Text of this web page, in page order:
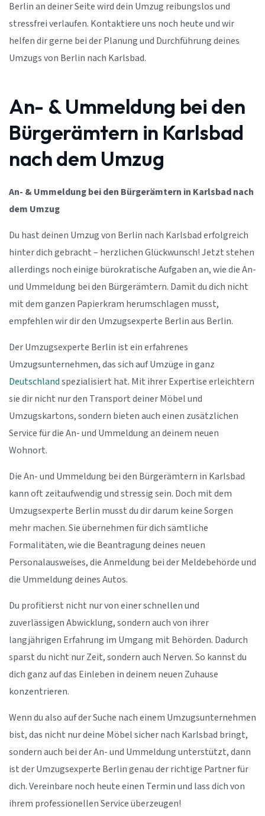
Berlin an deiner Seite wird dein Umzug reibungslos und
stressfrei verlaufen. Kontaktiere uns noch heute und wir
helfen dir gerne bei der Planung und Durchführung deines
Umzugs von Berlin nach Karlsbad.
An- & Ummeldung bei den
Bürgerämtern in Karlsbad
nach dem Umzug
An- & Ummeldung bei den Bürgerämtern in Karlsbad nach
dem Umzug
Du hast deinen Umzug von Berlin nach Karlsbad erfolgreich
hinter dich gebracht – herzlichen Glückwunsch! Jetzt stehen
allerdings noch einige bürokratische Aufgaben an, wie die An-
und Ummeldung bei den Bürgerämtern. Damit du dich nicht
mit dem ganzen Papierkram herumschlagen musst,
empfehlen wir dir den Umzugsexperte Berlin aus Berlin.
Der Umzugsexperte Berlin ist ein erfahrenes
Umzugsunternehmen, das sich auf Umzüge in ganz
Deutschlandspezialisiert hat. Mit ihrer Expertise erleichtern
sie dir nicht nur den Transport deiner Möbel und
Umzugskartons, sondern bieten auch einen zusätzlichen
Service für die An- und Ummeldung an deinem neuen
Wohnort.
Die An- und Ummeldung bei den Bürgerämtern in Karlsbad
kann oft zeitaufwendig und stressig sein. Doch mit dem
Umzugsexperte Berlin musst du dir darum keine Sorgen
mehr machen. Sie übernehmen für dich sämtliche
Formalitäten, wie die Beantragung deines neuen
Personalausweises, die Anmeldung bei der Meldebehörde und
die Ummeldung deines Autos.
Du profitierst nicht nur von einer schnellen und
zuverlässigen Abwicklung, sondern auch von ihrer
langjährigen Erfahrung im Umgang mit Behörden. Dadurch
sparst du nicht nur Zeit, sondern auch Nerven. So kannst du
dich ganz auf das Einleben in deinem neuen Zuhause
konzentrieren.
Wenn du also auf der Suche nach einem Umzugsunternehmen
bist, das nicht nur deine Möbel sicher nach Karlsbad bringt,
sondern auch bei der An- und Ummeldung unterstützt, dann
ist der Umzugsexperte Berlin genau der richtige Partner für
dich. Vereinbare noch heute einen Termin und lass dich von
ihrem professionellen Service überzeugen!